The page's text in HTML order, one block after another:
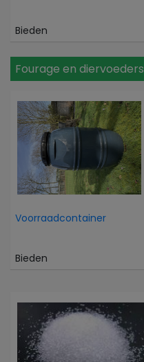
Bieden
Fourage en diervoeders
Voorraadcontainer
Bieden